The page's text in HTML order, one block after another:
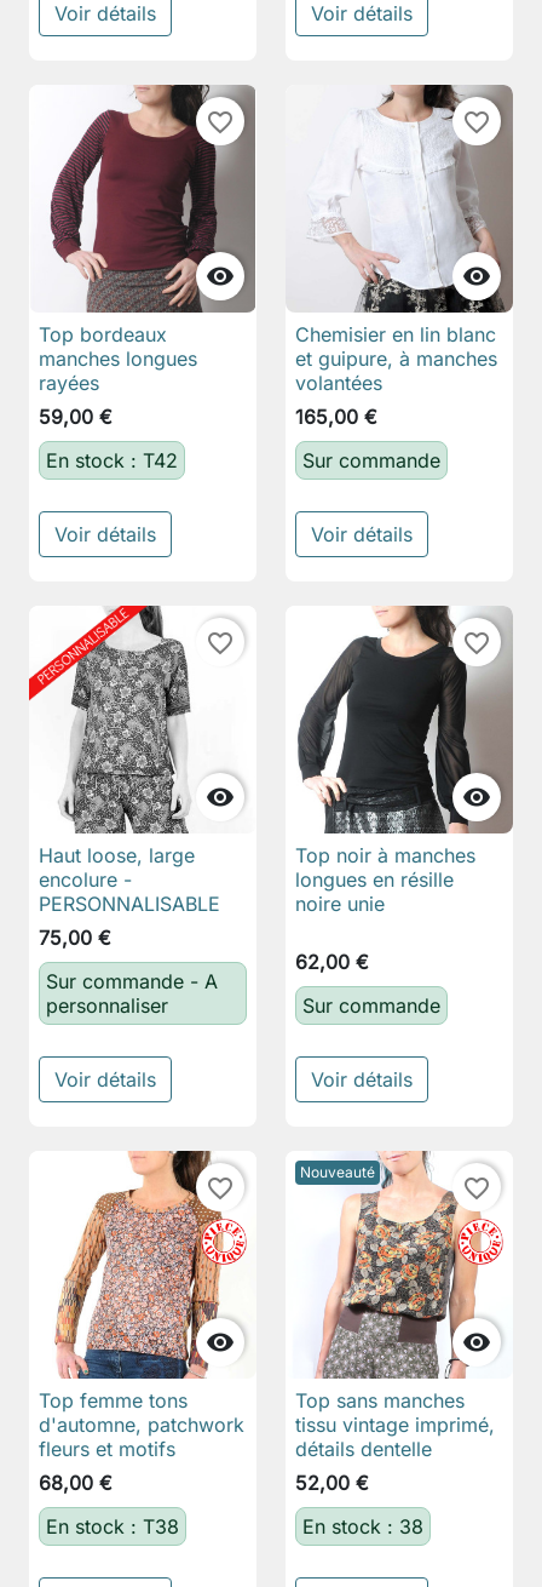
Voir détails Voir détails

favorite_border
Top bordeaux
manches longues
rayées
59,00 €
En stock : T42
Voir détails

favorite_border
Chemisier en lin blanc
et guipure, à manches
volantées
165,00 €
Sur commande
Voir détails

favorite_border
Haut loose, large
encolure -
PERSONNALISABLE
75,00 €
Sur commande - A
personnaliser
Voir détails

favorite_border
Top noir à manches
longues en résille
noire unie
62,00 €
Sur commande
Voir détails

favorite_border
Top femme tons
d'automne, patchwork
fleurs et motifs
68,00 €
En stock : T38
Nouveauté

favorite_border
Top sans manches
tissu vintage imprimé,
détails dentelle
52,00 €
En stock : 38